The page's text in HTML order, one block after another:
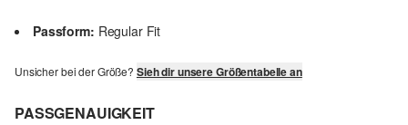
Passform: Regular Fit
Unsicher bei der Größe? Sieh dir unsere Größentabelle an
PASSGENAUIGKEIT